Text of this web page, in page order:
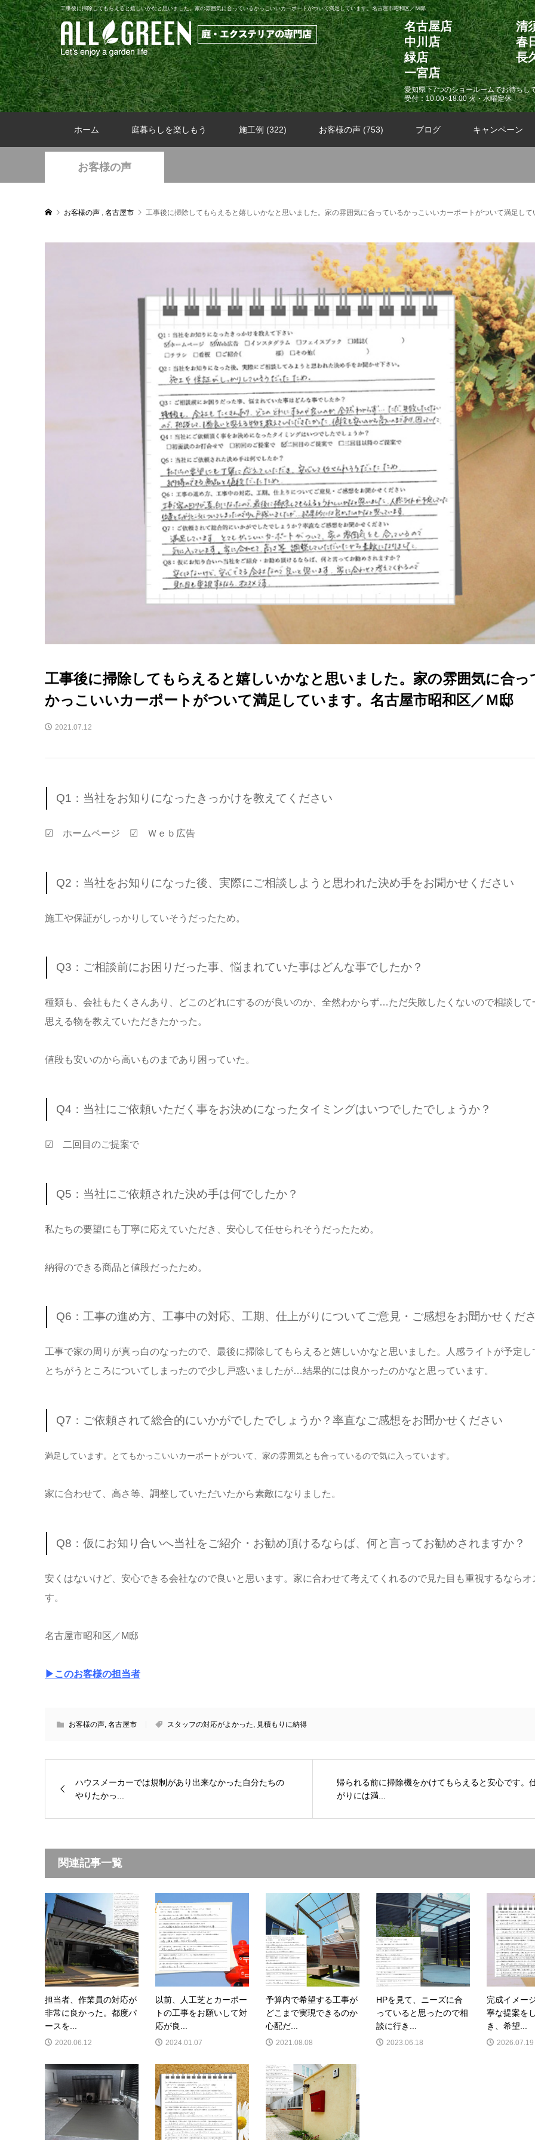
工事後に掃除してもらえると嬉しいかなと思いました。家の雰囲気に合っているかっこいいカーポートがついて満足しています。名古屋市昭和区／Ｍ邸
名古屋店
清
中川店
春
緑店
長
一宮店
愛知県下7つのショールームでお待ちし
受付：10:00~18:00 火・水曜定休
ホーム 庭暮らしを楽しもう 施工例 (322) お客様の声 (753) ブログ キャンペーン
お客様の声
お客様の声 , 名古屋市 工事後に掃除してもらえると嬉しいかなと思いました。家の雰囲気に合っているかっこいいカーポートがついて満足し
工事後に掃除してもらえると嬉しいかなと思いました。家の雰囲気に合っ
かっこいいカーポートがついて満足しています。名古屋市昭和区／Ｍ邸
2021.07.12
Q1：当社をお知りになったきっかけを教えてください
☑ ホームページ ☑ Ｗｅｂ広告
Q2：当社をお知りになった後、実際にご相談しようと思われた決め手をお聞かせください
施工や保証がしっかりしていそうだったため。
Q3：ご相談前にお困りだった事、悩まれていた事はどんな事でしたか？
種類も、会社もたくさんあり、どこのどれにするのが良いのか、全然わからず…ただ失敗したくないので相談して
思える物を教えていただきたかった。
値段も安いのから高いものまであり困っていた。
Q4：当社にご依頼いただく事をお決めになったタイミングはいつでしたでしょうか？
☑ 二回目のご提案で
Q5：当社にご依頼された決め手は何でしたか？
私たちの要望にも丁寧に応えていただき、安心して任せられそうだったため。
納得のできる商品と値段だったため。
Q6：工事の進め方、工事中の対応、工期、仕上がりについてご意見・ご感想をお聞かせくだ
工事で家の周りが真っ白のなったので、最後に掃除してもらえると嬉しいかなと思いました。人感ライトが予定し
とちがうところについてしまったので少し戸惑いましたが…結果的には良かったのかなと思っています。
Q7：ご依頼されて総合的にいかがでしたでしょうか？率直なご感想をお聞かせください
満足しています。とてもかっこいいカーポートがついて、家の雰囲気とも合っているので気に入っています。
家に合わせて、高さ等、調整していただいたから素敵になりました。
Q8：仮にお知り合いへ当社をご紹介・お勧め頂けるならば、何と言ってお勧めされますか？
安くはないけど、安心できる会社なので良いと思います。家に合わせて考えてくれるので見た目も重視するならオ
す。
名古屋市昭和区／M邸
▶このお客様の担当者
お客様の声, 名古屋市 スタッフの対応がよかった 見積もりに納得
ハウスメーカーでは規制があり出来なかった自分たちの
やりたかっ...
帰られる前に掃除機をかけてもらえると安心です。
がりには満...
関連記事一覧
担当者、作業員の対応が
非常に良かった。都度パ
ースを...
2020.06.12
以前、人工芝とカーポー
トの工事をお願いして対
応が良...
2024.01.07
予算内で希望する工事が
どこまで実現できるのか
心配だ...
2021.08.08
HPを見て、ニーズに合
っていると思ったので相
談に行き...
2023.06.18
完成イメー
寧な提案を
き、希望...
2026.07.19